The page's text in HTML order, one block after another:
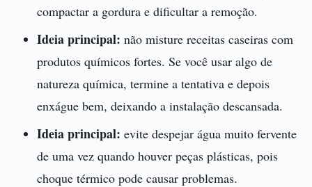
compactar a gordura e dificultar a remoção.
Ideia principal: não misture receitas caseiras com
produtos químicos fortes. Se você usar algo de
natureza química, termine a tentativa e depois
enxágue bem, deixando a instalação descansada.
Ideia principal: evite despejar água muito fervente
de uma vez quando houver peças plásticas, pois
choque térmico pode causar problemas.